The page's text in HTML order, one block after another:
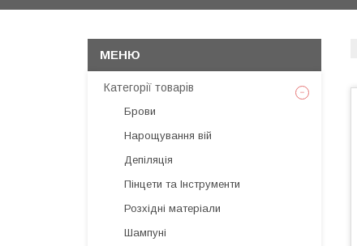
Категорії товарів
Брови
Нарощування вій
Депіляція
Пінцети та Інструменти
Розхідні матеріали
Шампуні